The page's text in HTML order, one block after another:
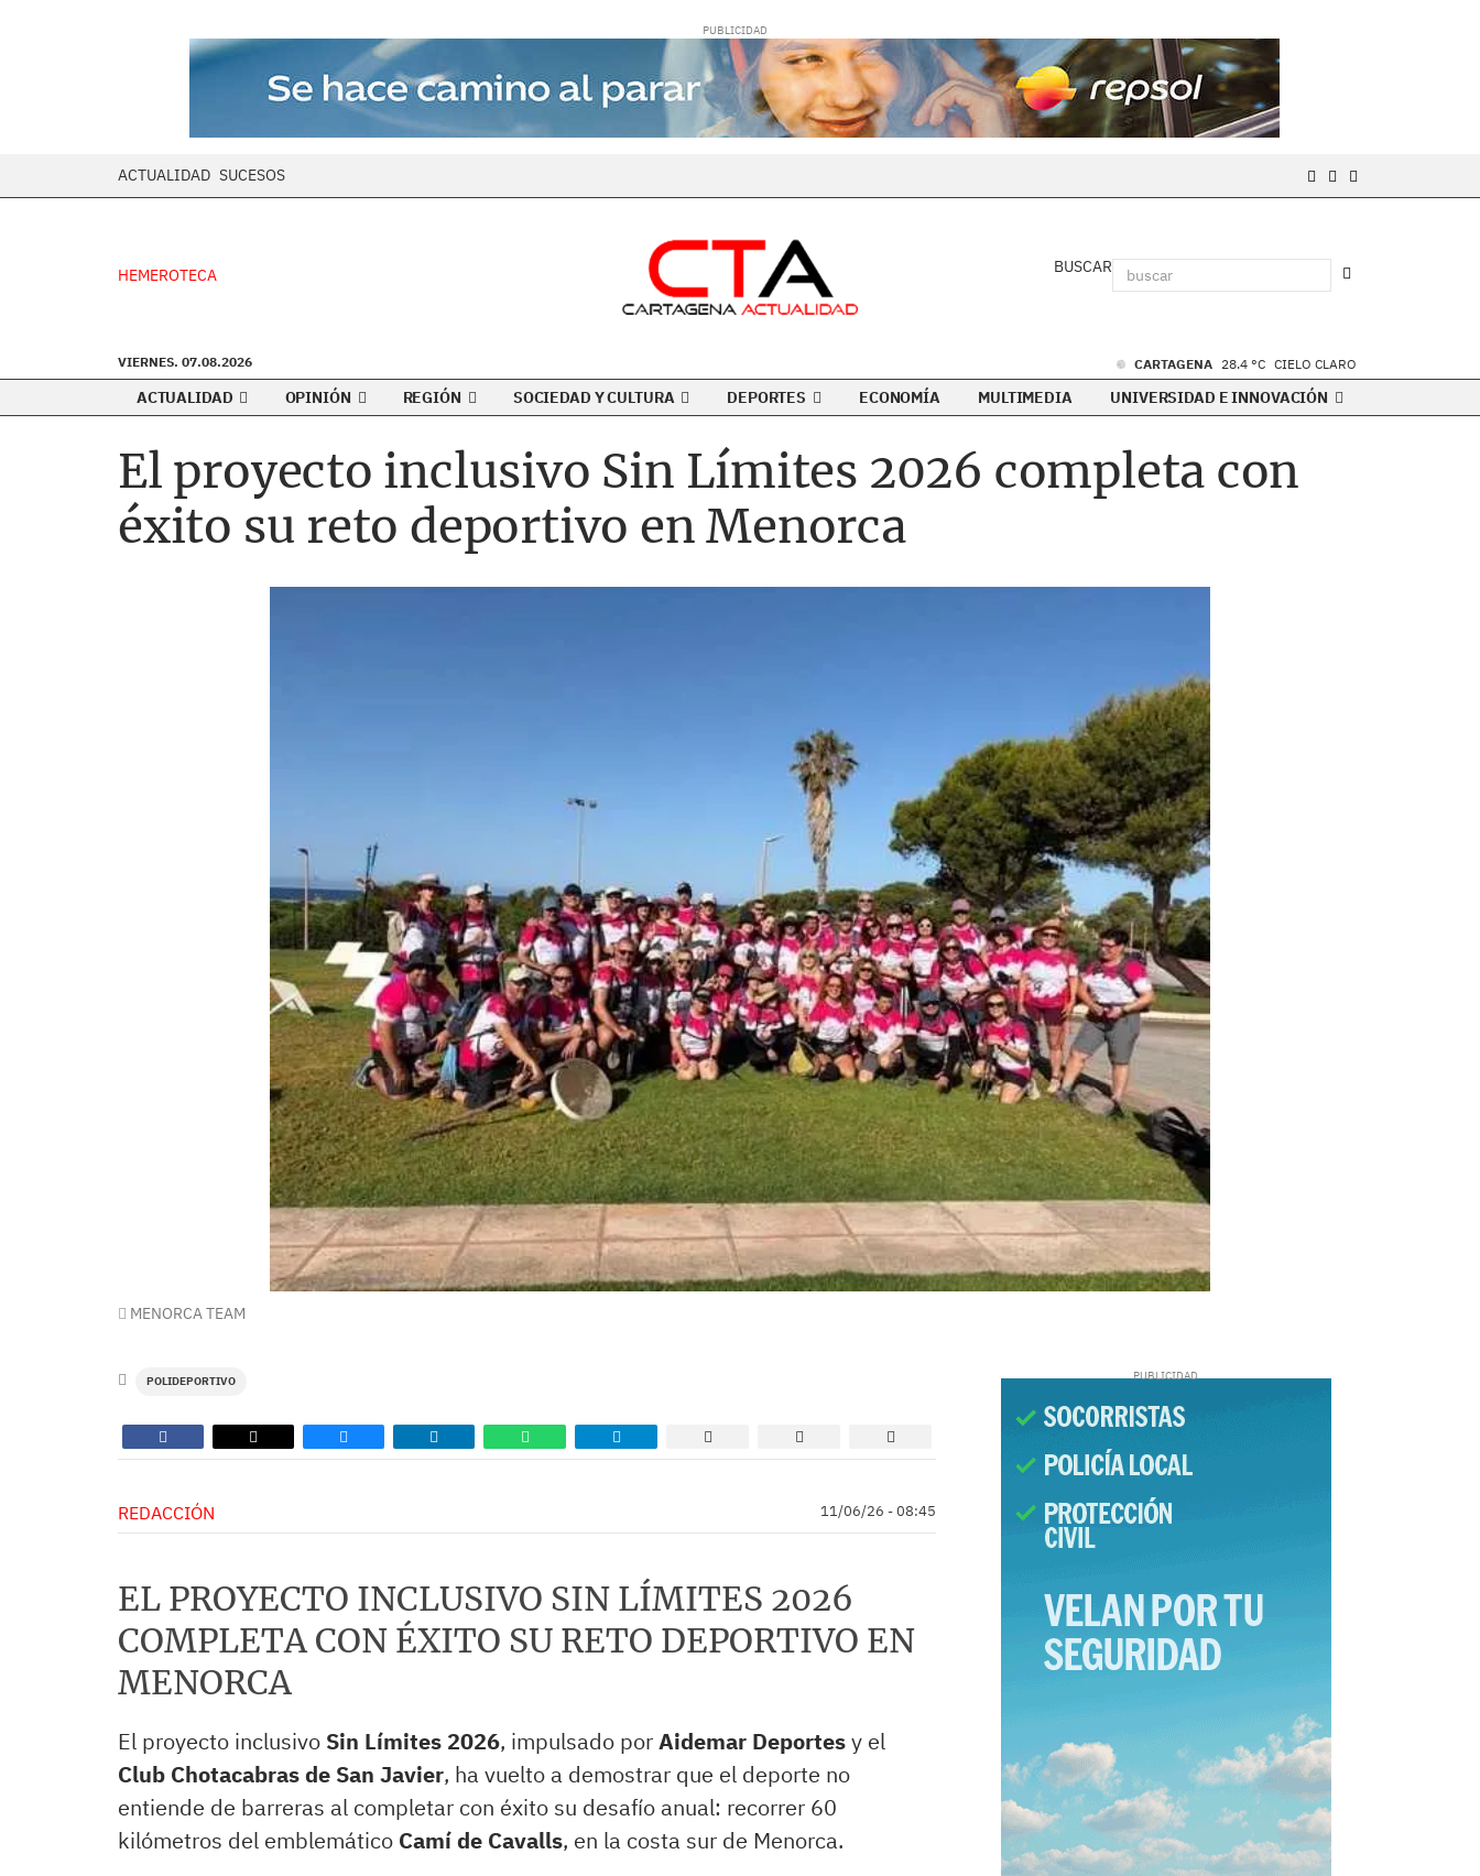
ACTUALIDAD SUCESOS
HEMEROTECA BUSCAR
VIERNES. 07.08.2026 CARTAGENA 28.4 °C CIELO CLARO
ACTUALIDAD OPINIÓN REGIÓN SOCIEDAD Y CULTURA DEPORTES ECONOMÍA MULTIMEDIA UNIVERSIDAD E INNOVACIÓN
El proyecto inclusivo Sin Límites 2026 completa con
éxito su reto deportivo en Menorca
MENORCA TEAM
POLIDEPORTIVO
REDACCIÓN 11/06/26 - 08:45
EL PROYECTO INCLUSIVO SIN LÍMITES 2026
COMPLETA CON ÉXITO SU RETO DEPORTIVO EN
MENORCA
El proyecto inclusivo Sin Límites 2026, impulsado porAidemar Deportesy el
Club Chotacabras de San Javier, ha vuelto a demostrar que el deporte no
entiende de barreras al completar con éxito su desafío anual: recorrer 60
kilómetros del emblemático Camí de Cavalls, en la costa sur de Menorca.